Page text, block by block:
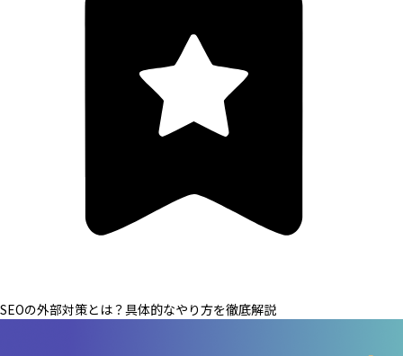
SEOの外部対策とは？具体的なやり方を徹底解説